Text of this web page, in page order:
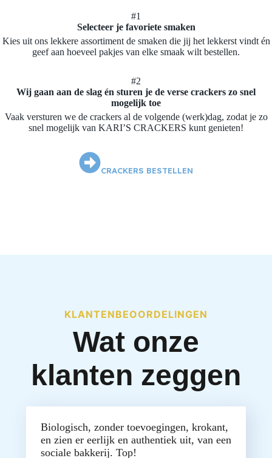
#1
Selecteer je favoriete smaken
Kies uit ons lekkere assortiment de smaken die jij het lekkerst vindt én
geef aan hoeveel pakjes van elke smaak wilt bestellen.
#2
Wij gaan aan de slag én sturen je de verse crackers zo snel
mogelijk toe
Vaak versturen we de crackers al de volgende (werk)dag, zodat je zo
snel mogelijk van KARI’S CRACKERS kunt genieten!
CRACKERS BESTELLEN
KLANTENBEOORDELINGEN
Wat onze
klanten zeggen
Biologisch, zonder toevoegingen, krokant,
en zien er eerlijk en authentiek uit, van een
sociale bakkerij. Top!